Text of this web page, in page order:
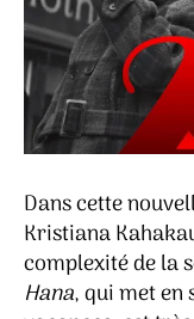
Dans cette
Kristiana
complexité de la
Hana, qui met en